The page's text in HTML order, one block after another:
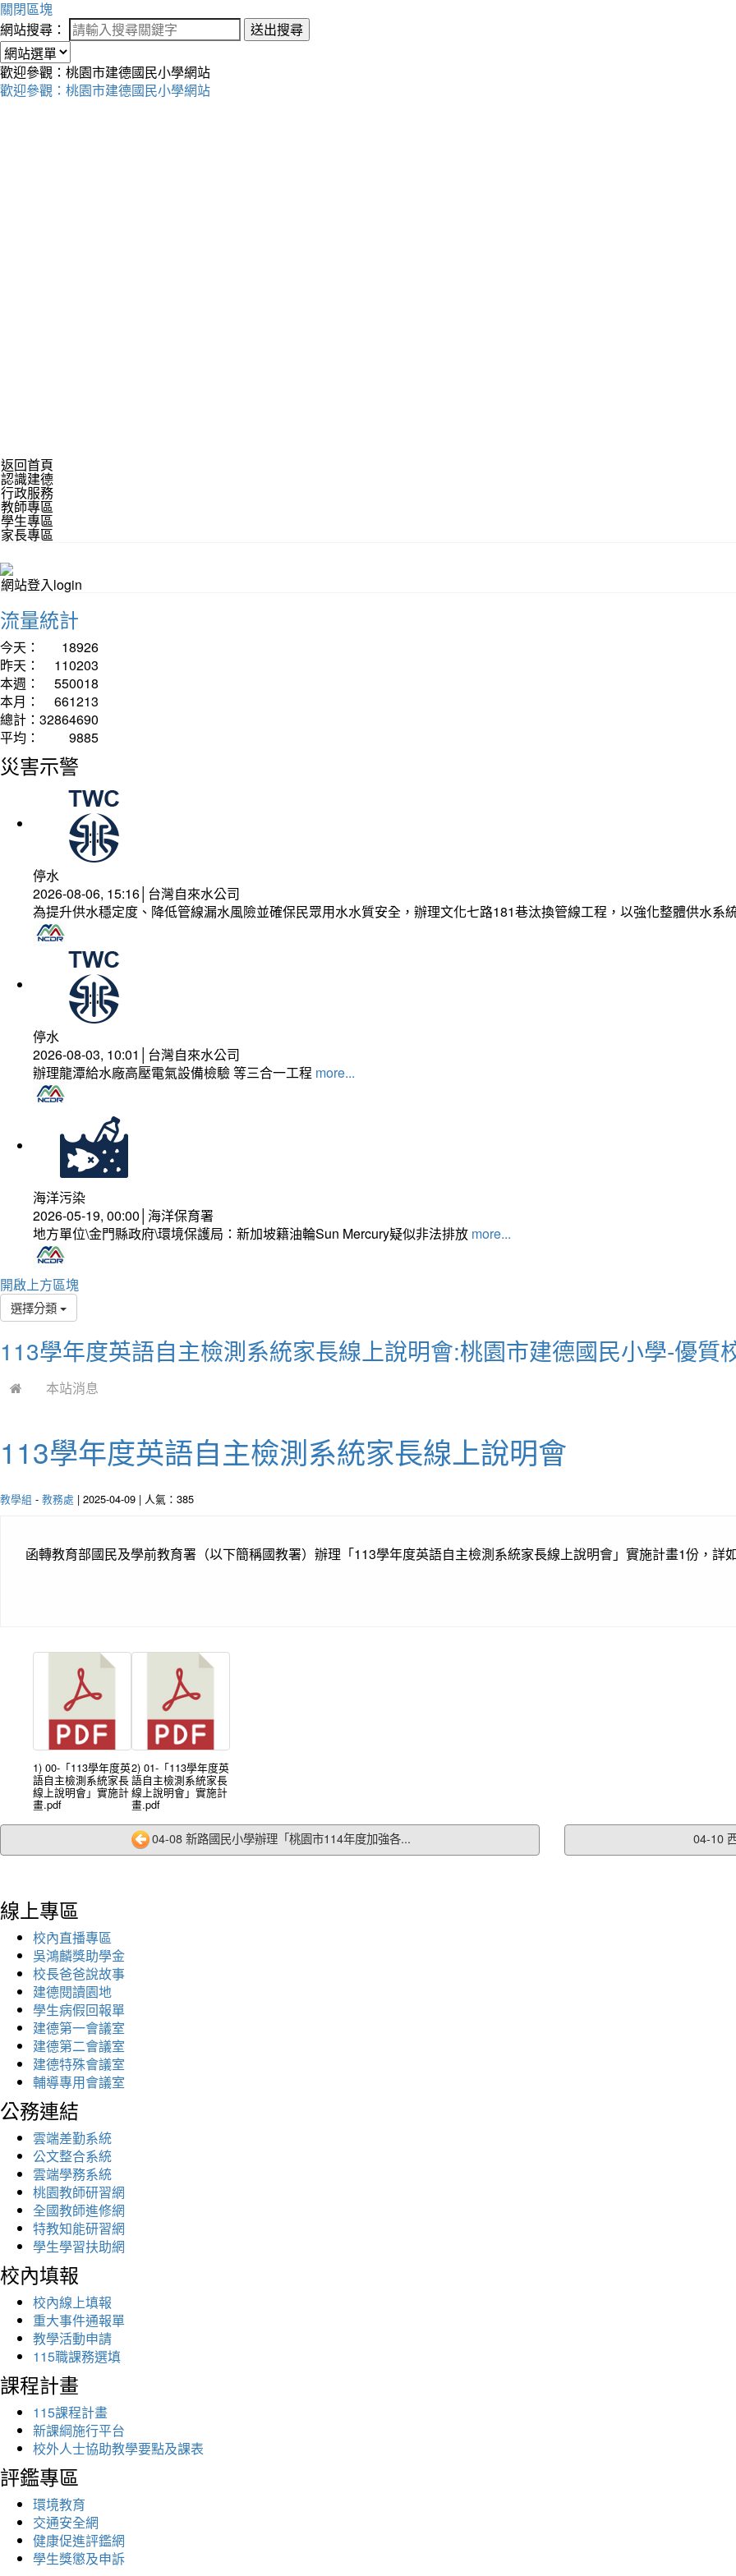
關閉區塊
網站搜尋：
送出搜尋
歡迎參觀：桃園市建德國民小學網站
歡迎參觀：桃園市建德國民小學網站
返回首頁
認識建德
行政服務
教師專區
學生專區
家長專區
網站登入login
流量統計
今天：
18926
昨天：
110203
本週：
550018
本月：
661213
總計： 32864690
平均：
9885
災害示警
停水
2026-08-06, 15:16│台灣自來水公司
為提升供水穩定度、降低管線漏水風險並確保民眾用水水質安全，辦理文化七路181巷汰換管線工程，以強化整體供水
停水
2026-08-03, 10:01│台灣自來水公司
辦理龍潭給水廠高壓電氣設備檢驗 等三合一工程 more...
海洋污染
2026-05-19, 00:00│海洋保育署
地方單位\金門縣政府\環境保護局：新加坡籍油輪Sun Mercury疑似非法排放 more...
開啟上方區塊
選擇分類
113學年度英語自主檢測系統家長線上說明會:桃園市建德國民小學-優質
本站消息
113學年度英語自主檢測系統家長線上說明會
教學組 - 教務處 | 2025-04-09 | 人氣：385
函轉教育部國民及學前教育署（以下簡稱國教署）辦理「113學年度英語自主檢測系統家長線上說明會」實施計畫1份，詳
1) 00-「113學年度英
語自主檢測系統家長
線上說明會」實施計
畫.pdf
2) 01-「113學年度英
語自主檢測系統家長
線上說明會」實施計
畫.pdf
04-08 新路國民小學辦理「桃園市114年度加強各... 04-10
線上專區
校內直播專區
吳鴻麟獎助學金
校長爸爸說故事
建德閱讀園地
學生病假回報單
建德第一會議室
建德第二會議室
建德特殊會議室
輔導專用會議室
公務連結
雲端差勤系統
公文整合系統
雲端學務系統
桃園教師研習網
全國教師進修網
特教知能研習網
學生學習扶助網
校內填報
校內線上填報
重大事件通報單
教學活動申請
115職課務選填
課程計畫
115課程計畫
新課綱施行平台
校外人士協助教學要點及課表
評鑑專區
環境教育
交通安全網
健康促進評鑑網
學生獎懲及申訴